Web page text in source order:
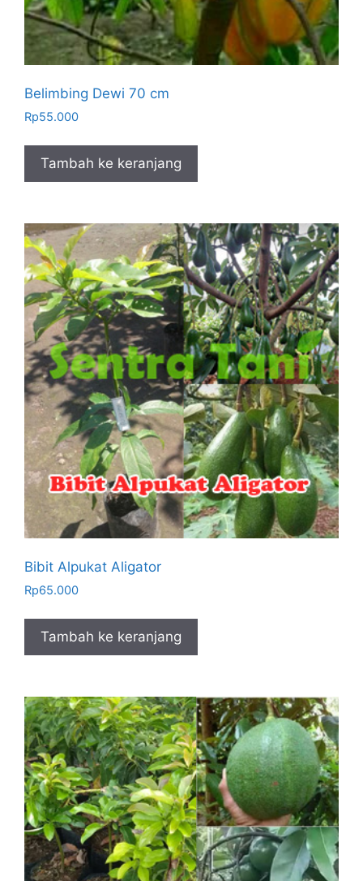
Belimbing Dewi 70 cm
Rp55.000
Tambah ke keranjang
Bibit Alpukat Aligator
Rp65.000
Tambah ke keranjang